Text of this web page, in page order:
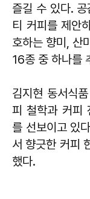
즐길 수 있다.
티 커피를 제안
호하는 향미, 산
16종 중 하나를
김지현 동서식
피 철학과 커피
를 선보이고 있
서 향긋한 커피
했다.